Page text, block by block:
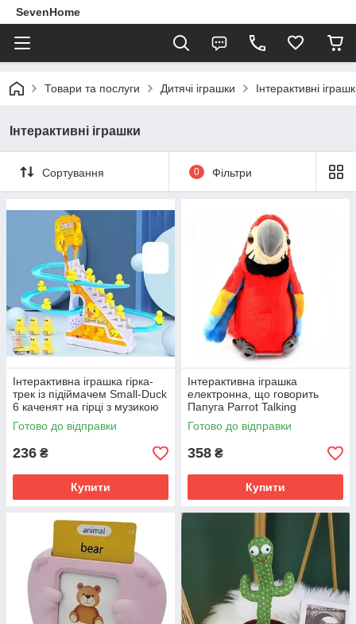
SevenHome
Товари та послуги Дитячі іграшки Інтерактивні
Інтерактивні іграшки
Сортування 0 Фільтри
Інтерактивна іграшка гірка-
трек із підіймачем Small-Duck
6 каченят на гірці з музикою
iC227
Готово до відправки
236 ₴
Купити
Інтерактивна іграшка
електронна, що говорить
Папуга Parrot Talking
Червоний SV227
Готово до відправки
358 ₴
Купити